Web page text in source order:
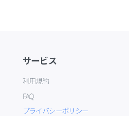
サービス
利用規約
FAQ
プライバシーポリシー